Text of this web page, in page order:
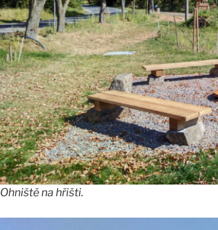
Ohniště na hřišti.